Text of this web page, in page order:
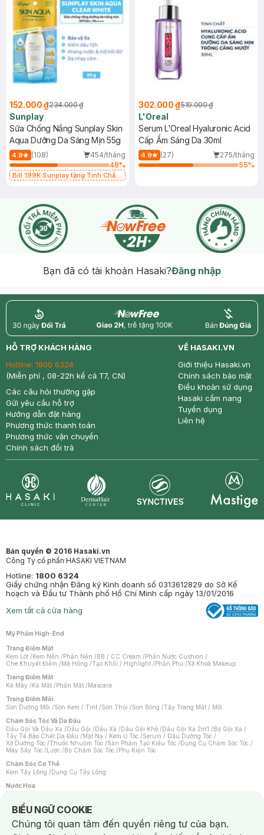
152.000 ₫234.000 ₫
Sunplay
Sữa Chống Nắng Sunplay Skin
Aqua Dưỡng Da Sáng Mịn 55g
4.9 (108)
454/tháng
48%
Bill 199K Sunplay tặng Tinh Chất
302.000 ₫519.000 ₫
L'Oreal
Serum L'Oreal Hyaluronic Acid
Cấp Ẩm Sáng Da 30ml
4.9 (27)
275/tháng
55%
Bạn đã có tài khoản Hasaki?Đăng nhập
return nowfree price
HỖ TRỢ KHÁCH HÀNG
Hotline: 1800 6324
(Miễn phí , 08-22h kể cả T7, CN)
Các câu hỏi thường gặp
Gửi yêu cầu hỗ trợ
Hướng dẫn đặt hàng
Phương thức thanh toán
Phương thức vận chuyển
Chính sách đổi trả
VỀ HASAKI.VN
Giới thiệu Hasaki.vn
Chính sách bảo mật
Điều khoản sử dụng
Hasaki cẩm nang
Tuyển dụng
Liên hệ
Bản quyền © 2016 Hasaki.vn
Công Ty cổ phần HASAKI VIETNAM
Hotline: 1800 6324
Giấy chứng nhận Đăng ký Kinh doanh số 0313612829 do Sở Kế
hoạch và Đầu tư Thành phố Hồ Chí Minh cấp ngày 13/01/2016
Xem tất cả cửa hàng
Mỹ Phẩm High-End
Trang Điểm Mặt
Kem Lót /Kem Nền /Phấn Nền /BB / CC Cream /Phấn Nước Cushion /
Che Khuyết Điểm /Má Hồng /Tạo Khối / Highlight /Phấn Phủ /Xịt Khoá Makeup
Trang Điểm Mắt
Kẻ Mày /Kẻ Mắt /Phấn Mắt /Mascara
Trang Điểm Môi
Son Dưỡng Môi /Son Kem / Tint /Son Thỏi /Son Bóng /Tẩy Trang Mắt / Môi
Chăm Sóc Tóc Và Da Đầu
Dầu Gội Và Dầu Xả /Dầu Gội /Dầu Xả /Dầu Gội Khô /Dầu Gội Xả 2in1 /Bộ Gội Xả /
Tẩy Tế Bào Chết Da Đầu /Mặt Nạ / Kem Ủ Tóc /Serum / Dầu Dưỡng Tóc /
Xịt Dưỡng Tóc /Thuốc Nhuộm Tóc /Sản Phẩm Tạo Kiểu Tóc /Dụng Cụ Chăm Sóc Tóc /
Máy Sấy Tóc /Lược /Bộ Chăm Sóc Tóc /Phụ Kiện Tóc
Chăm Sóc Cơ Thể
Kem Tẩy Lông /Dụng Cụ Tẩy Lông
Nước Hoa
Nước Hoa Nữ
Chăm Sóc Cá Nhân
Chống Muỗi /Khẩu Trang /Máy Massage/Mặt Nạ Xông Hơi /Nước Rửa Tay/
Sản Phẩm Chăm Sóc Khác /Bàn Chải Đánh Răng /Bàn Chải Điện/
BIỂU NGỮ COOKIE
Notice about cookies usage
Chúng tôi quan tâm đến quyền riêng tư của bạn.